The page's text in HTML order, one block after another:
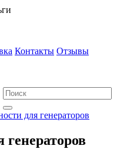
Контакты Отзывы
для генераторов